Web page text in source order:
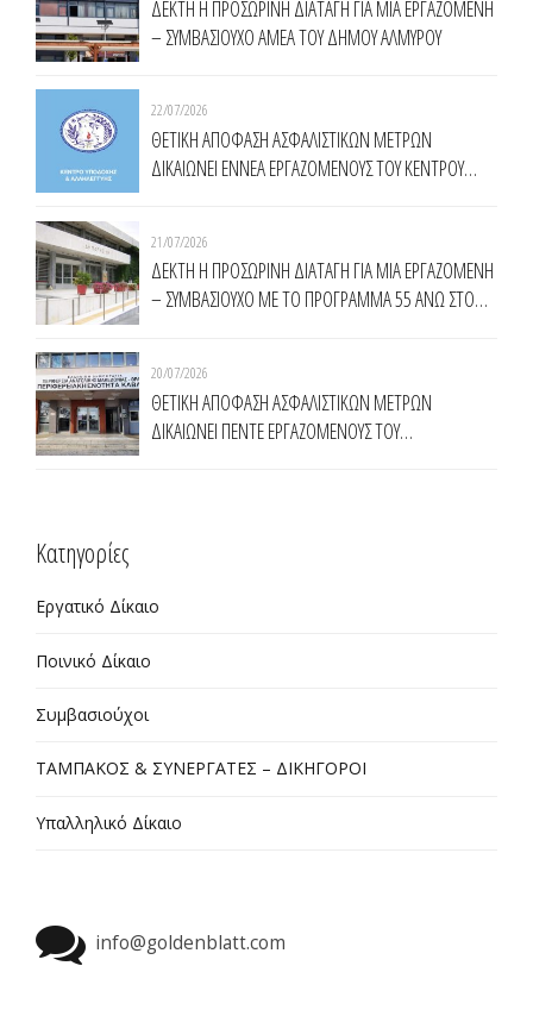
ΔΕΚΤΗ Η ΠΡΟΣΩΡΙΝΗ ΔΙΑΤΑΓΗ ΓΙΑ ΜΙΑ ΕΡΓΑΖΟΜΕΝΗ
– ΣΥΜΒΑΣΙΟΥΧΟ ΑΜΕΑ ΤΟΥ ΔΗΜΟΥ ΑΛΜΥΡΟΥ
22/07/2026
ΘΕΤΙΚΗ ΑΠΟΦΑΣΗ ΑΣΦΑΛΙΣΤΙΚΩΝ ΜΕΤΡΩΝ
ΔΙΚΑΙΩΝΕΙ ΕΝNΕΑ ΕΡΓΑΖΟΜΕΝΟΥΣ ΤΟΥ ΚΕΝΤΡΟΥ
21/07/2026
ΔΕΚΤΗ Η ΠΡΟΣΩΡΙΝΗ ΔΙΑΤΑΓΗ ΓΙΑ ΜΙΑ ΕΡΓΑΖΟΜΕΝΗ
– ΣΥΜΒΑΣΙΟΥΧΟ ΜΕ ΤΟ ΠΡΟΓΡΑΜΜΑ 55 ΑΝΩ ΣΤΟ
20/07/2026
ΘΕΤΙΚΗ ΑΠΟΦΑΣΗ ΑΣΦΑΛΙΣΤΙΚΩΝ ΜΕΤΡΩΝ
ΔΙΚΑΙΩΝΕΙ ΠΕΝΤΕ ΕΡΓΑΖΟΜΕΝΟΥΣ ΤΟΥ
Kατηγορίες
Εργατικό Δίκαιο
Ποινικό Δίκαιο
Συμβασιούχοι
ΤΑΜΠΑΚΟΣ & ΣΥΝΕΡΓΑΤΕΣ – ΔΙΚΗΓΟΡΟΙ
Υπαλληλικό Δίκαιο
info@goldenblatt.com